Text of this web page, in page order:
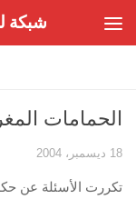
شبكة
الحمامات
18 ديسمبر، 2004
تكررت الأسئلة عن